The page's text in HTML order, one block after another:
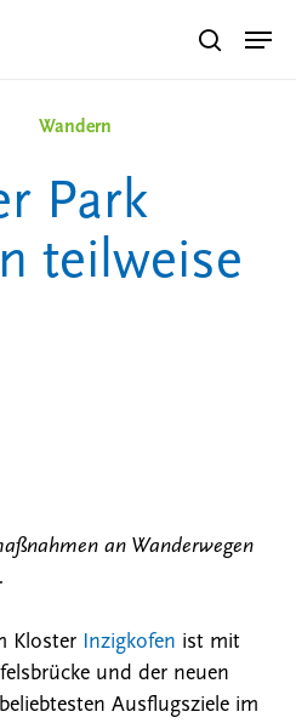
search
Wandern
Park
teilweise
an Wanderwegen
Kloster Inzigkofen ist mit
und der neuen
Ausflugsziele im